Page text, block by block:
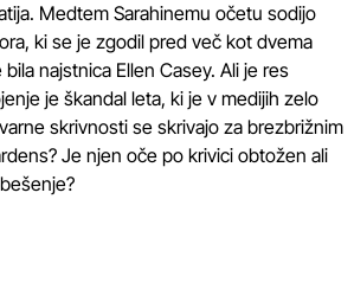
Medtem Sarahinemu očetu sodijo
ki se je zgodil pred več kot dvema
najstnica Ellen Casey. Ali je res
je škandal leta, ki je v medijih zelo
skrivnosti se skrivajo za brezbrižnim
Je njen oče po krivici obtožen ali